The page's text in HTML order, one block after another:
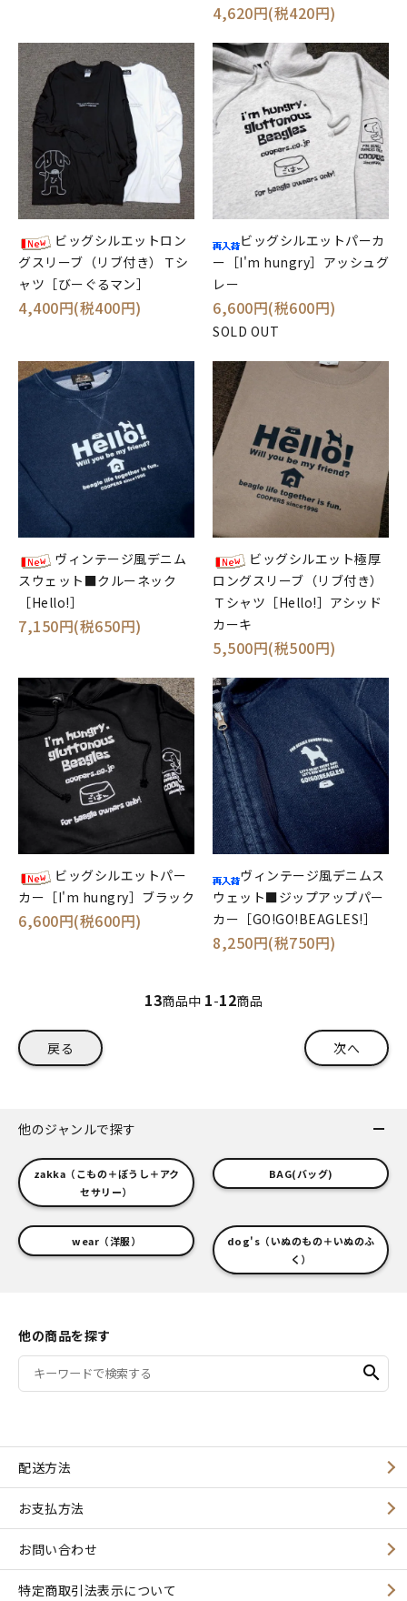
4,620円(税420円)
ビッグシルエットロン
グスリーブ（リブ付き）Ｔシ
ャツ［びーぐるマン］
4,400円(税400円)
ビッグシルエットパーカ
ー［I'm hungry］アッシュグ
レー
6,600円(税600円)
SOLD OUT
ヴィンテージ風デニム
スウェット■クルーネック
［Hello!］
7,150円(税650円)
ビッグシルエット極厚
ロングスリーブ（リブ付き）
Ｔシャツ［Hello!］アシッド
カーキ
5,500円(税500円)
ビッグシルエットパー
カー［I'm hungry］ブラック
6,600円(税600円)
ヴィンテージ風デニムス
ウェット■ジップアップパー
カー［GO!GO!BEAGLES!］
8,250円(税750円)
13商品中 1-12商品
戻る 次へ
他のジャンルで探す
zakka（こもの＋ぼうし＋アク
セサリー）
BAG(バッグ)
wear（洋服）
dog's（いぬのもの＋いぬのふ
く）
他の商品を探す
search
配送方法
お支払方法
お問い合わせ
特定商取引法表示について